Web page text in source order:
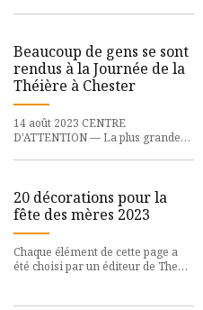
Beaucoup de gens se sont
rendus à la Journée de la
Théière à Chester
14 août 2023 CENTRE
D'ATTENTION — La plus grande
20 décorations pour la
fête des mères 2023
Chaque élément de cette page a
été choisi par un éditeur de The